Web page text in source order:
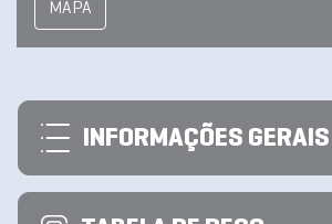
MAPA
INFORMAÇÕES GERAIS